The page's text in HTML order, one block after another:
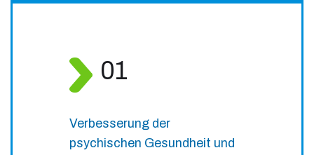
01
Verbesserung der
psychischen Gesundheit und